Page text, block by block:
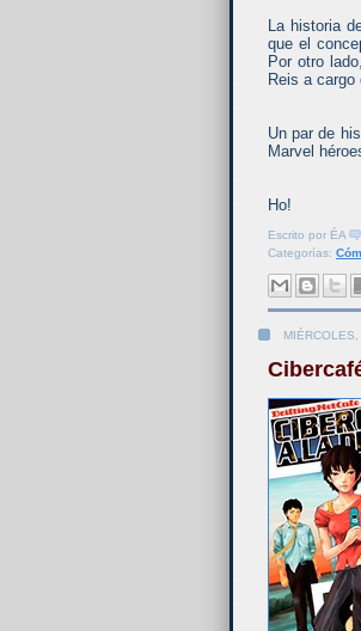
La historia
que el
Por otro
Reis a cargo
Un par de
Marvel
Ho!
Escrito por ÉA
Categorías: